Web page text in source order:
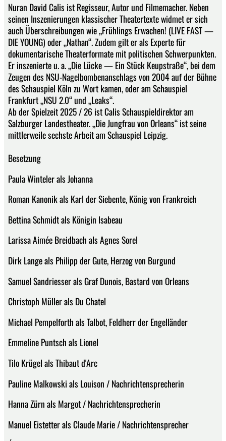
Nuran David Calis ist Regisseur, Autor und Filmemacher. Neben
seinen Inszenierungen klassischer Theatertexte widmet er sich
auch Überschreibungen wie „Frühlings Erwachen! (LIVE FAST —
DIE YOUNG) oder „Nathan“. Zudem gilt er als Experte für
dokumentarische Theaterformate mit politischen Schwerpunkten.
Er inszenierte u. a. „Die Lücke — Ein Stück Keupstraße“, bei dem
Zeugen des NSU-Nagelbombenanschlags von 2004 auf der Bühne
des Schauspiel Köln zu Wort kamen, oder am Schauspiel
Frankfurt „NSU 2.0“ und „Leaks“.
Ab der Spielzeit 2025 / 26 ist Calis Schauspieldirektor am
Salzburger Landestheater. „Die Jungfrau von Orleans“ ist seine
mittlerweile sechste Arbeit am Schauspiel Leipzig.
Besetzung
Paula Winteler als Johanna
Roman Kanonik als Karl der Siebente, König von Frankreich
Bettina Schmidt als Königin lsabeau
Larissa Aimée Breidbach als Agnes Sorel
Dirk Lange als Philipp der Gute, Herzog von Burgund
Samuel Sandriesser als Graf Dunois, Bastard von Orleans
Christoph Müller als Du Chatel
Michael Pempelforth als Talbot, Feldherr der Engelländer
Emmeline Puntsch als Lionel
Tilo Krügel als Thibaut d'Arc
Pauline Malkowski als Louison / Nachrichtensprecherin
Hanna Zürn als Margot / Nachrichtensprecherin
Manuel Eistetter als Claude Marie / Nachrichtensprecher